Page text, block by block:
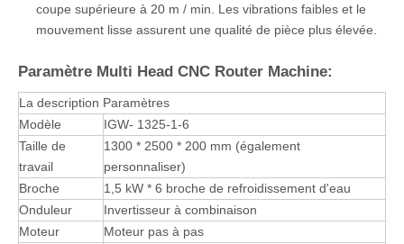
coupe supérieure à 20 m / min. Les vibrations faibles et le
mouvement lisse assurent une qualité de pièce plus élevée.
Paramètre Multi Head CNC Router Machine:
La description Paramètres
Modèle
IGW- 1325-1-6
Taille de
travail
1300 * 2500 * 200 mm (également
personnaliser)
Broche
1,5 kW * 6 broche de refroidissement d'eau
Onduleur
Invertisseur à combinaison
Moteur
Moteur pas à pas